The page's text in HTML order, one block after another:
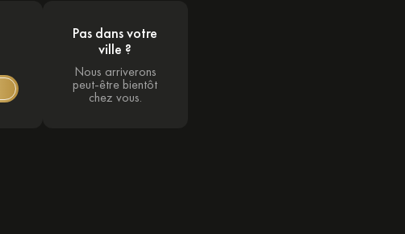
Pas dans votre
ville ?
Nous arriverons
peut-être bientôt
chez vous.